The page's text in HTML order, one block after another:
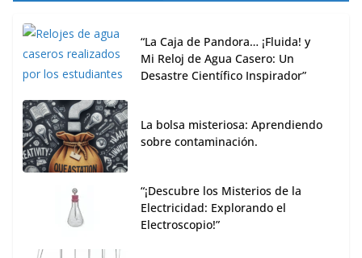
“La Caja de Pandora… ¡Fluida! y
Mi Reloj de Agua Casero: Un
Desastre Científico Inspirador”
La bolsa misteriosa: Aprendiendo
sobre contaminación.
“¡Descubre los Misterios de la
Electricidad: Explorando el
Electroscopio!”